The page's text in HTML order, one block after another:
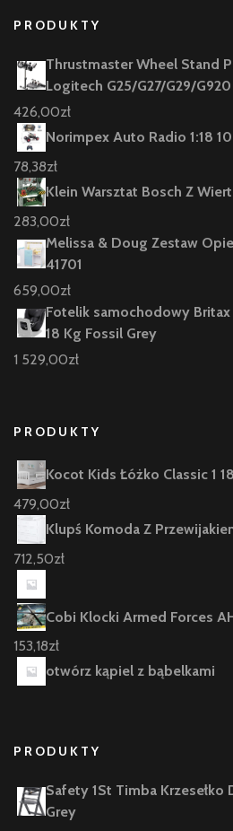
PRODUKTY
Thrustmaster Wheel Stand
Logitech G25/G27/G29/G920
426,00zł
Norimpex Auto Radio 1:18
78,38zł
Klein Warsztat Bosch Z
283,00zł
Melissa & Doug Zestaw
41701
659,00zł
Fotelik samochodowy
18 Kg Fossil Grey
1 529,00zł
PRODUKTY
Kocot Kids Łóżko Classic 1
479,00zł
Klupś Komoda Z
712,50zł
Cobi Klocki Armed Forces
153,18zł
otwórz kąpiel z bąbelkami
PRODUKTY
Safety 1St Timba Krzesełko
Grey